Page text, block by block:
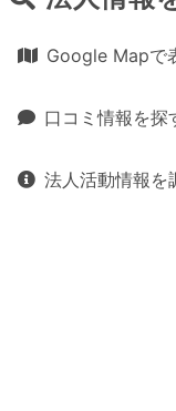
Google Mapで
口コミ情報を探
法人活動情報を